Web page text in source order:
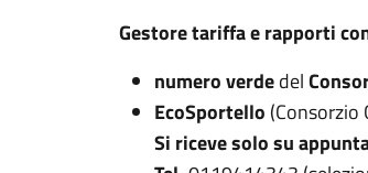
Gestore tariffa e rapporti
numero verdedel
EcoSportello (Consorzio
Si riceve solo su